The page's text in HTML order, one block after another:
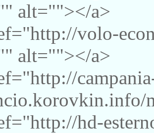
alt=""></a>
volo-
alt=""></a>
hd-